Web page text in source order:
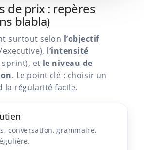
de prix : repères
blabla)
surtout selon l’objectif
l’intensité
sprint), et le niveau de
. Le point clé : choisir un
la régularité facile.
conversation, grammaire,